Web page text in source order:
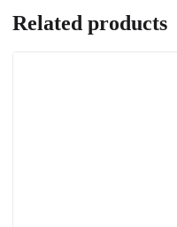
Related products